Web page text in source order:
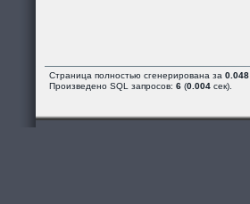
Страница полностью сгенерирована за 0.048
Произведено SQL запросов: 6 (0.004 сек).